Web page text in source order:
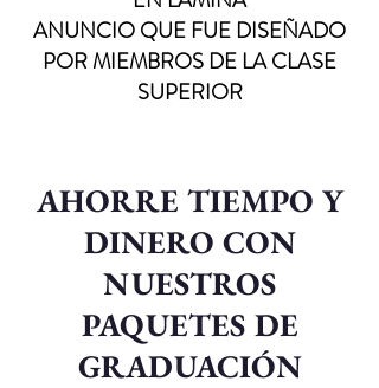
ANUNCIO QUE FUE DISEÑADO
POR MIEMBROS DE LA CLASE
SUPERIOR
AHORRE TIEMPO Y
DINERO CON
NUESTROS
PAQUETES DE
GRADUACIÓN